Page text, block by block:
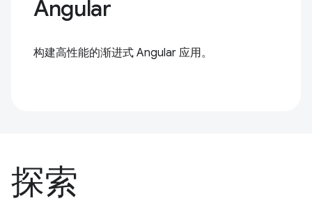
Angular
构建高性能的渐进式 Angular 应用。
探索